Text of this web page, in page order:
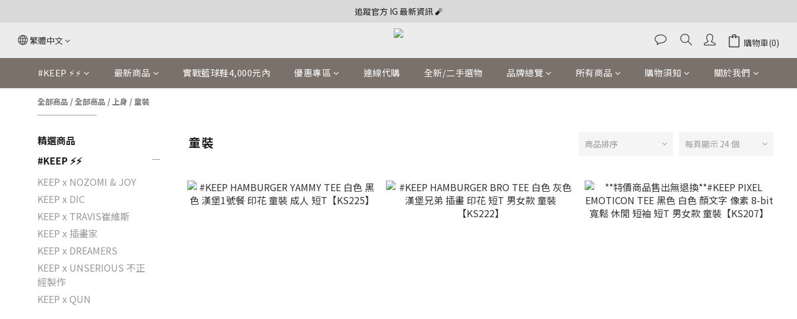
追蹤官方 IG 最新資訊 🧨
繁體中文 購物車(0)
#KEEP ⚡⚡ 最新商品 實戰籃球鞋4,000元內 優惠專區 連線代購 全新/二手選物 品牌總覽 所有商品 購物須知 關於我們
全部商品 /全部商品 /上身 /童裝
精選商品
#KEEP ⚡⚡
KEEP x NOZOMI & JOY
KEEP x DIC
KEEP x TRAVIS崔維斯
KEEP x 插畫家
KEEP x DREAMERS
KEEP x UNSERIOUS 不正
經製作
KEEP x QUN
童裝 商品排序 每頁顯示 24 個